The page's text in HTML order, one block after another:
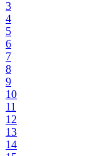
3
4
5
6
7
8
9
10
11
12
13
14